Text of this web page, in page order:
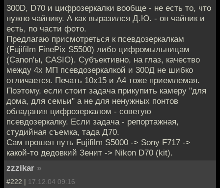
300D, D70 и цифрозеркалки вообще - не есть то, что
нужно чайнику. А как выразился Д.Ю. - он чайник и
есть, по части фото.
Предлагаю присмотреться к псевдозеркалкам
(Fujifilm FinePix S5500) либо цифромыльницам
(Canon'ы, CASIO). Субъективно, на глаз, качество
между 4х МП псевдозеркалкой и 300Д не шибко
отличается. Печать 10х15 и А4 тоже приемлемая.
Поэтому, если стоит задача прикупить камеру "для
дома, для семьи" а не для ненужных понтов
обладания цифрозеркалом - советую
псевдозеркалку. Если задача - репортажная,
студийная съемка, тада Д70.
Сам прошел путь Fujifilm S5000 -> Sony F717 ->
какой-то дедовкий Зенит -> Nikon D70 (kit).
zzzikar »
#222 | 17.12.04 09:16